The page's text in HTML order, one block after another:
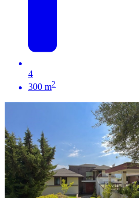
4
300 m2